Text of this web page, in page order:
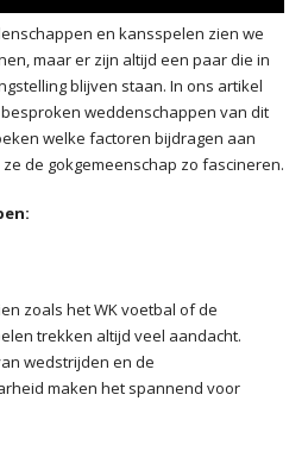
en kansspelen zien we
maar er zijn altijd een paar die in
blijven staan. In ons artikel
weddenschappen van dit
welke factoren bijdragen aan
de gokgemeenschap zo fascineren.
zoals het WK voetbal of de
trekken altijd veel aandacht.
wedstrijden en de
maken het spannend voor